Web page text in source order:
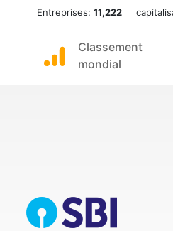
Entreprises: 11,222
Classement
mondial